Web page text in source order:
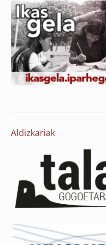
Aldizkariak